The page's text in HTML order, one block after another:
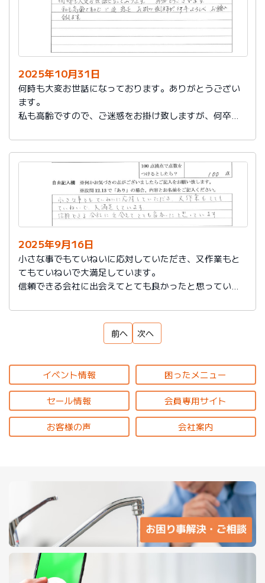
2025年10月31日
何時も大変お世話になっております。ありがとうござい
ます。
私も高齢ですので、ご迷惑をお掛け致しますが、何卒よ
2025年9月16日
小さな事でもていねいに応対していただき、又作業もと
てもていねいで大満足しています。
信頼できる会社に出会えてとても良かったと思っていま
前へ 次へ
イベント情報 困ったメニュー
セール情報 会員専用サイト
お客様の声 会社案内